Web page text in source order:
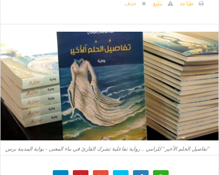
طباعة
تبليغ حذف
"تفاصيل الحلم الأخير" للرامي .. رواية تفاعلية تشرك القارئ في بناء المعنى - بوابة المدينة برس